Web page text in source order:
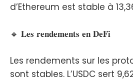
d’Ethereum est stable à
🔹 𝐋𝐞𝐬 𝐫𝐞𝐧𝐝𝐞𝐦𝐞𝐧𝐭𝐬 𝐞𝐧 𝐃𝐞𝐅𝐢
Les rendements sur les
sont stables. L’USDC sert